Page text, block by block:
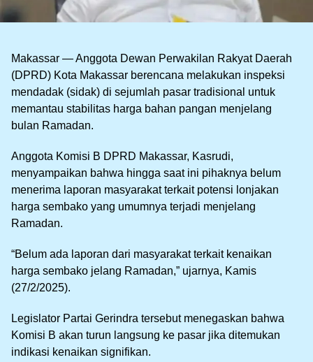
Makassar — Anggota Dewan Perwakilan Rakyat Daerah
(DPRD) Kota Makassar berencana melakukan inspeksi
mendadak (sidak) di sejumlah pasar tradisional untuk
memantau stabilitas harga bahan pangan menjelang
bulan Ramadan.
Anggota Komisi B DPRD Makassar, Kasrudi,
menyampaikan bahwa hingga saat ini pihaknya belum
menerima laporan masyarakat terkait potensi lonjakan
harga sembako yang umumnya terjadi menjelang
Ramadan.
“Belum ada laporan dari masyarakat terkait kenaikan
harga sembako jelang Ramadan,” ujarnya, Kamis
(27/2/2025).
Legislator Partai Gerindra tersebut menegaskan bahwa
Komisi B akan turun langsung ke pasar jika ditemukan
indikasi kenaikan signifikan.